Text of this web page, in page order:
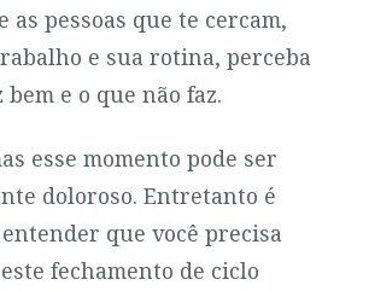
as pessoas que te cercam,
e sua rotina, perceba
bem e o que não faz.
esse momento pode ser
doloroso. Entretanto é
que você precisa
fechamento de ciclo